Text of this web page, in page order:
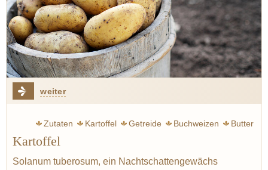
weiter
Zutaten Kartoffel Getreide Buchweizen
Butter
Kartoffel
Solanum tuberosum, ein Nachtschattengewächs